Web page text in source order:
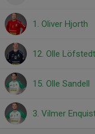
1. Oliver Hjorth
12. Olle Löfstedt
15. Olle Sandell
3. Vilmer